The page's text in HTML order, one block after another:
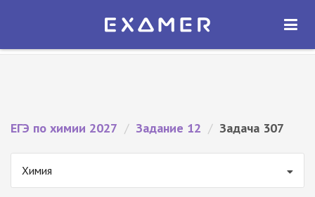
Экзамер — ЕГЭ 2027
ОТКРЫТЬ
ЕГЭ по химии 2027 / Задание 12 / Задача 307
Химия